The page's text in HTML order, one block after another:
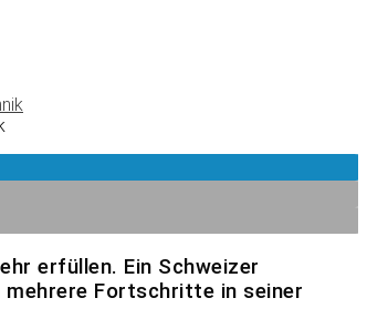
erfüllen. Ein Schweizer
mehrere Fortschritte in seiner